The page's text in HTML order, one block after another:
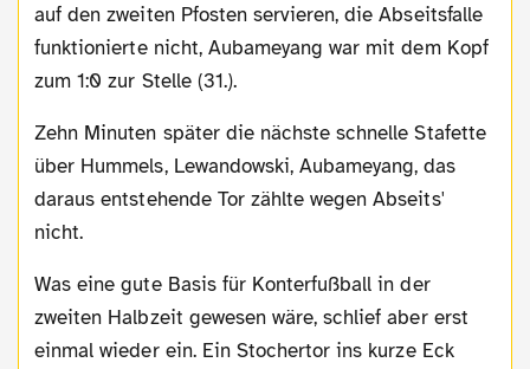
auf den zweiten Pfosten servieren, die Abseitsfalle
funktionierte nicht, Aubameyang war mit dem Kopf
zum 1:0 zur Stelle (31.).
Zehn Minuten später die nächste schnelle Stafette
über Hummels, Lewandowski, Aubameyang, das
daraus entstehende Tor zählte wegen Abseits'
nicht.
Was eine gute Basis für Konterfußball in der
zweiten Halbzeit gewesen wäre, schlief aber erst
einmal wieder ein. Ein Stochertor ins kurze Eck